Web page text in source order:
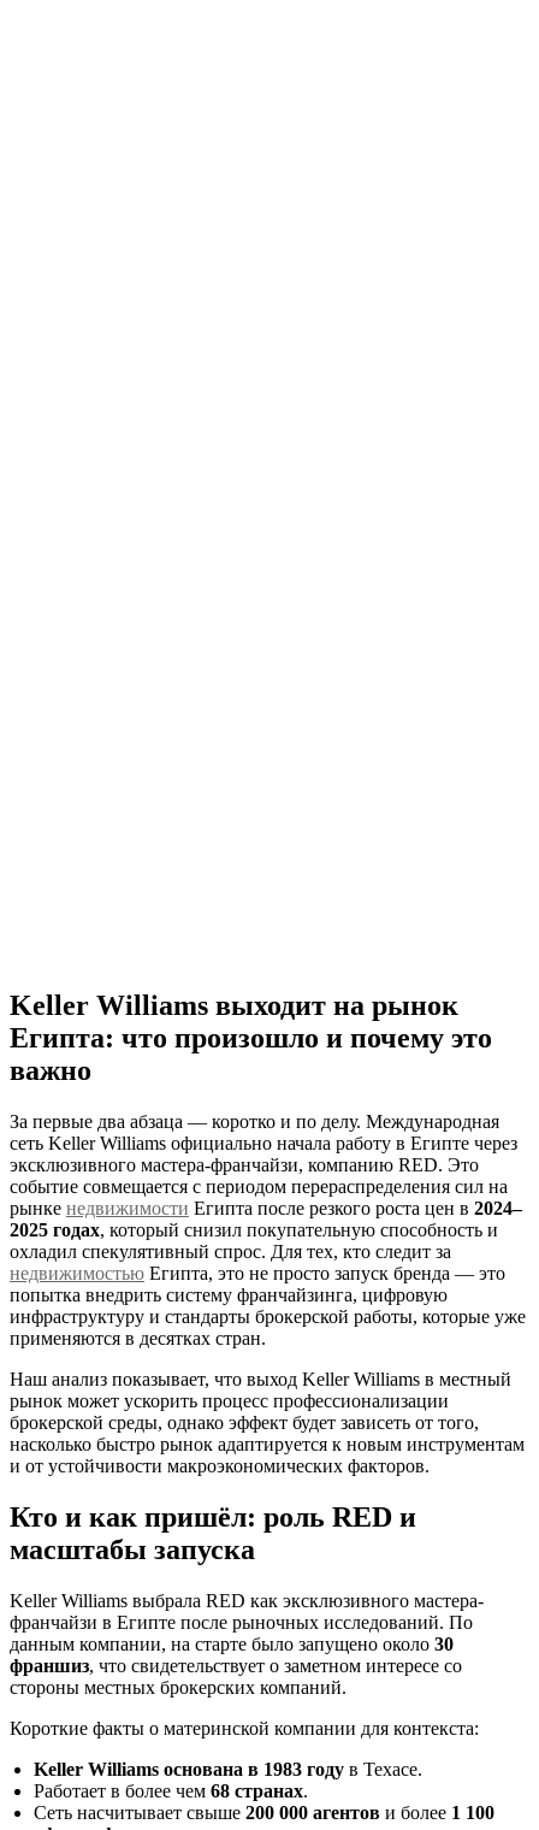
Keller Williams выходит на рынок
Египта: что произошло и почему это
важно
За первые два абзаца — коротко и по делу. Международная
сеть Keller Williams официально начала работу в Египте через
эксклюзивного мастера-франчайзи, компанию RED. Это
событие совмещается с периодом перераспределения сил на
рынке недвижимости Египта после резкого роста цен в 2024–
2025 годах, который снизил покупательную способность и
охладил спекулятивный спрос. Для тех, кто следит за
недвижимостью Египта, это не просто запуск бренда — это
попытка внедрить систему франчайзинга, цифровую
инфраструктуру и стандарты брокерской работы, которые уже
применяются в десятках стран.
Наш анализ показывает, что выход Keller Williams в местный
рынок может ускорить процесс профессионализации
брокерской среды, однако эффект будет зависеть от того,
насколько быстро рынок адаптируется к новым инструментам
и от устойчивости макроэкономических факторов.
Кто и как пришёл: роль RED и
масштабы запуска
Keller Williams выбрала RED как эксклюзивного мастера-
франчайзи в Египте после рыночных исследований. По
данным компании, на старте было запущено около 30
франшиз, что свидетельствует о заметном интересе со
стороны местных брокерских компаний.
Короткие факты о материнской компании для контекста:
Keller Williams основана в 1983 году в Техасе.
Работает в более чем 68 странах.
Сеть насчитывает свыше 200 000 агентов и более 1 100